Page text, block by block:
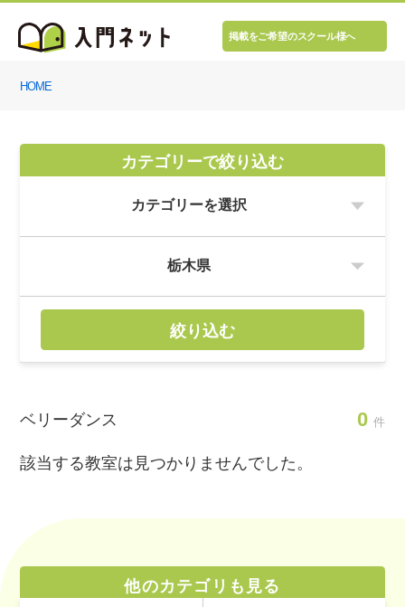
掲載をご希望のスクール様へ
HOME
カテゴリーで絞り込む
絞り込む
ベリーダンス 0 件
該当する教室は見つかりませんでした。
他のカテゴリも見る